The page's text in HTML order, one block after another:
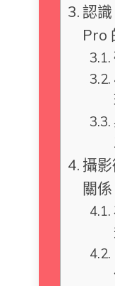
認
Pro
攝
關係